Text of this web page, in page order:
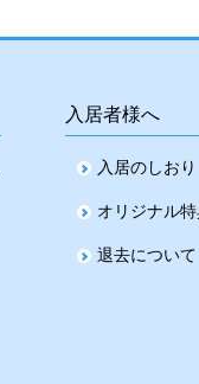
入居者様へ
入居のしおり
オリジナル
退去について